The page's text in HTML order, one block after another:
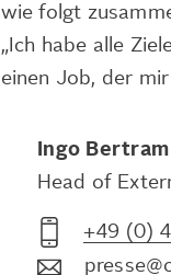
wie folgt
„Ich habe alle
einen Job, der
Ingo Bertram
Head of
+49 (0)